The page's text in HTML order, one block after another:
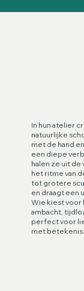
In hun atelier
natuurlijke
met de hand
een diepe
halen ze uit de
het ritme van
tot grotere
en draagt een
Wie kiest voor
ambacht,
perfect voor
met betekenis.